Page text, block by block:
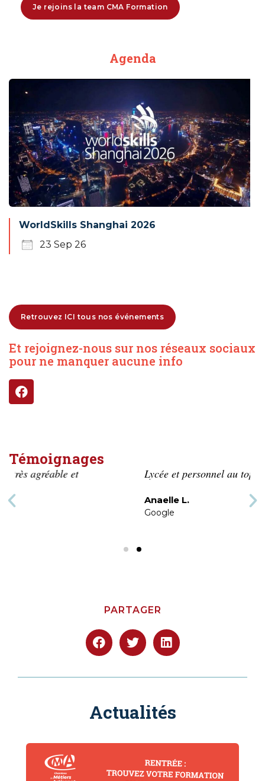
Je rejoins la team CMA Formation
Agenda
WorldSkills Shanghai 2026
23 Sep 26
Retrouvez ICI tous nos événements
Et rejoignez-nous sur nos réseaux sociaux
pour ne manquer aucune info
Témoignages
Lycée et personnel au top
PARTAGER
Actualités